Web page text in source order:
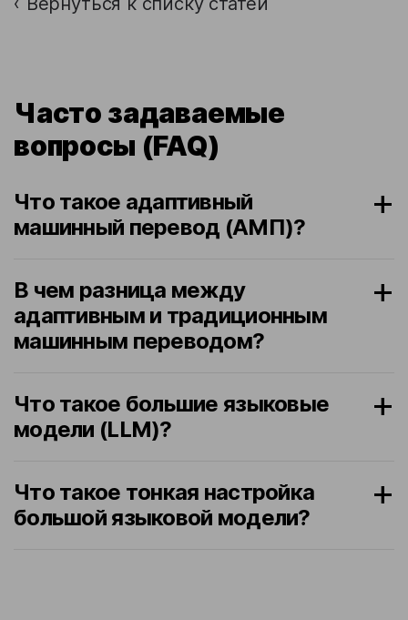
Часто задаваемые
вопросы (FAQ)
Что такое адаптивный
машинный перевод (АМП)?
В чем разница между
адаптивным и традиционным
машинным переводом?
Что такое большие языковые
модели (LLM)?
Что такое тонкая настройка
большой языковой модели?